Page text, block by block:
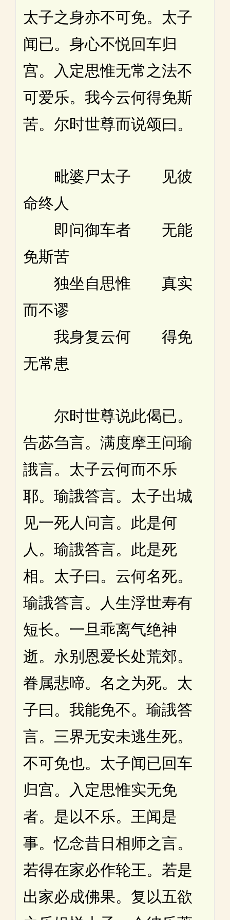
太子之身亦不可免。太子
闻已。身心不悦回车归
宫。入定思惟无常之法不
可爱乐。我今云何得免斯
苦。尔时世尊而说颂曰。
毗婆尸太子 见彼
命终人
即问御车者 无能
免斯苦
独坐自思惟 真实
而不谬
我身复云何 得免
无常患
尔时世尊说此偈已。
告苾刍言。满度摩王问瑜
誐言。太子云何而不乐
耶。瑜誐答言。太子出城
见一死人问言。此是何
人。瑜誐答言。此是死
相。太子曰。云何名死。
瑜誐答言。人生浮世寿有
短长。一旦乖离气绝神
逝。永别恩爱长处荒郊。
眷属悲啼。名之为死。太
子曰。我能免不。瑜誐答
言。三界无安未逃生死。
不可免也。太子闻已回车
归宫。入定思惟实无免
者。是以不乐。王闻是
事。忆念昔日相师之言。
若得在家必作轮王。若是
出家必成佛果。复以五欲